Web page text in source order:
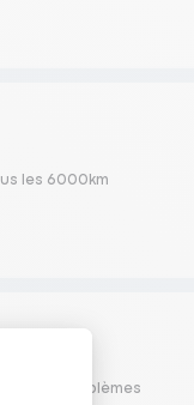
les 6000km
de problèmes